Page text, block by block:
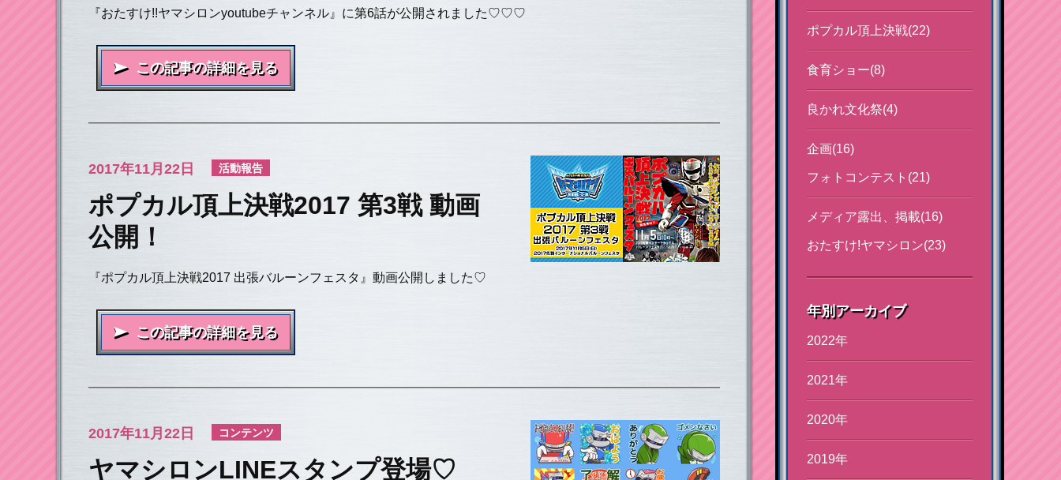
『おたすけ!!ヤマシロンyoutubeチャンネル』に第6話が公開されました♡♡♡
この記事の詳細を見る
2017年11月22日 活動報告
ポプカル頂上決戦2017 第3戦 動画
公開！
『ポプカル頂上決戦2017 出張バルーンフェスタ』動画公開しました♡
この記事の詳細を見る
2017年11月22日 コンテンツ
ヤマシロンLINEスタンプ登場♡
ポプカル頂上決戦(22)
食育ショー(8)
良かれ文化祭(4)
企画(16)
フォトコンテスト(21)
メディア露出、掲載(16)
おたすけ!ヤマシロン(23)
年別アーカイブ
2022年
2021年
2020年
2019年